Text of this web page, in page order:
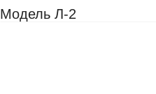
Модель Л-2